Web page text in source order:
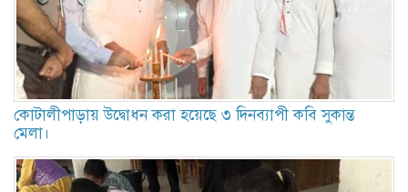
কোটালীপাড়ায় উদ্বোধন করা হয়েছে ৩ দিনব্যাপী কবি সুকান্ত
মেলা।